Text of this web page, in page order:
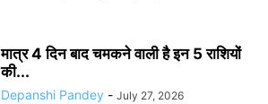
मात्र 4 दिन बाद चमकने वाली है इन 5 राशियों
की...
Depanshi Pandey - July 27, 2026